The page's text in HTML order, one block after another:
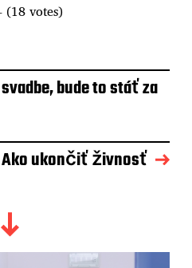
votes)
bude to stáť za
Ako ukončiť živnosť